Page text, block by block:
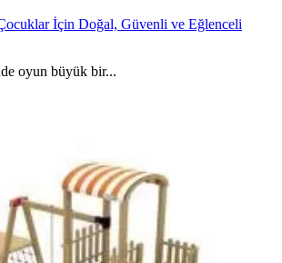
İçin Doğal, Güvenli ve Eğlenceli
oyun büyük bir...